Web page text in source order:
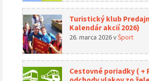
Turistický klub
Kalendár akcií 2026)
26. marca 2026vŠport
Cestovné poriadky ( +